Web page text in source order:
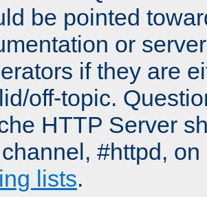
be pointed
or
if they are
off-topic.
HTTP Server
#httpd,
lists.